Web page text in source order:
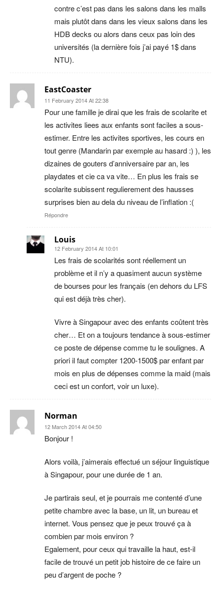
contre c’est pas dans les salons dans les malls
mais plutôt dans dans les vieux salons dans les
HDB decks ou alors dans ceux pas loin des
universités (la dernière fois j’ai payé 1$ dans
NTU).
EastCoaster
11 February 2014 At 22:38
Pour une famille je dirai que les frais de scolarite et
les activites liees aux enfants sont faciles a sous-
estimer. Entre les activites sportives, les cours en
tout genre (Mandarin par exemple au hasard :) ), les
dizaines de gouters d’anniversaire par an, les
playdates et cie ca va vite… En plus les frais se
scolarite subissent regulierement des hausses
surprises bien au dela du niveau de l’inflation :(
Répondre
Louis
12 February 2014 At 10:01
Les frais de scolarités sont réellement un
problème et il n’y a quasiment aucun système
de bourses pour les français (en dehors du LFS
qui est déjà très cher).
Vivre à Singapour avec des enfants coûtent très
cher… Et on a toujours tendance à sous-estimer
ce poste de dépense comme tu le soulignes. A
priori il faut compter 1200-1500$ par enfant par
mois en plus de dépenses comme la maid (mais
ceci est un confort, voir un luxe).
Norman
12 March 2014 At 04:50
Bonjour !
Alors voilà, j’aimerais effectué un séjour linguistique
à Singapour, pour une durée de 1 an.
Je partirais seul, et je pourrais me contenté d’une
petite chambre avec la base, un lit, un bureau et
internet. Vous pensez que je peux trouvé ça à
combien par mois environ ?
Egalement, pour ceux qui travaille la haut, est-il
facile de trouvé un petit job histoire de ce faire un
peu d’argent de poche ?